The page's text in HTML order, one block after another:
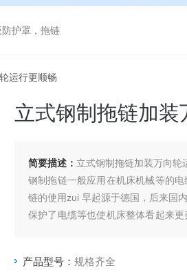
护罩，拖链
运行更顺畅
立式钢制拖链加
简要描述： 立式钢制拖链加装万向轮
钢制拖链一般应用在机床机械等的
链的使用zui 早起源于德国，后来国
保护了电缆等也使机床整体看起来
产品型号： 规格齐全